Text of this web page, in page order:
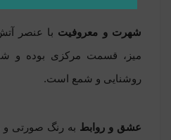
شهرت و معروفیت با عنصر
میز، قسمت مرکزی بوده و
روشنایی و شمع است.
عشق و روابط به رنگ صورتی و